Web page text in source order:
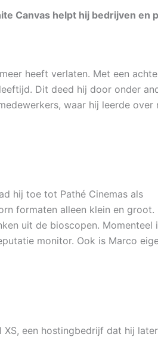
Canvas helpt hij bedrijven en
heeft verlaten. Met een
Dit deed hij door onder
waar hij leerde over
hij toe tot Pathé Cinemas als
formaten alleen klein en groot.
uit de bioscopen. Momenteel
monitor. Ook is Marco
een hostingbedrijf dat hij